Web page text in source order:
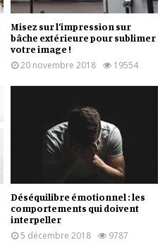
Misez sur l’impression sur
bâche extérieure pour sublimer
votre image !
20 novembre 2018
19554
Déséquilibre émotionnel : les
comportements qui doivent
interpeller
5 décembre 2018
9787